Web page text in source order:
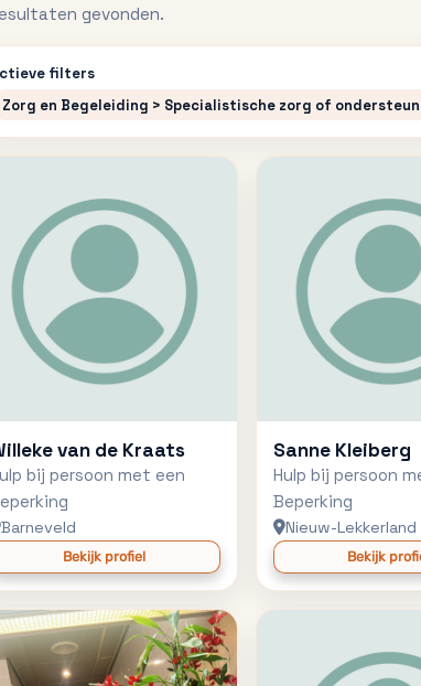
gevonden.
filters
Zorg en Begeleiding > Specialistische zorg of
van de Kraats
bij persoon met een
Barneveld
Bekijk profiel
Sanne Kleiberg
Hulp bij persoon
Beperking
Nieuw-Lekkerland
Bekijk